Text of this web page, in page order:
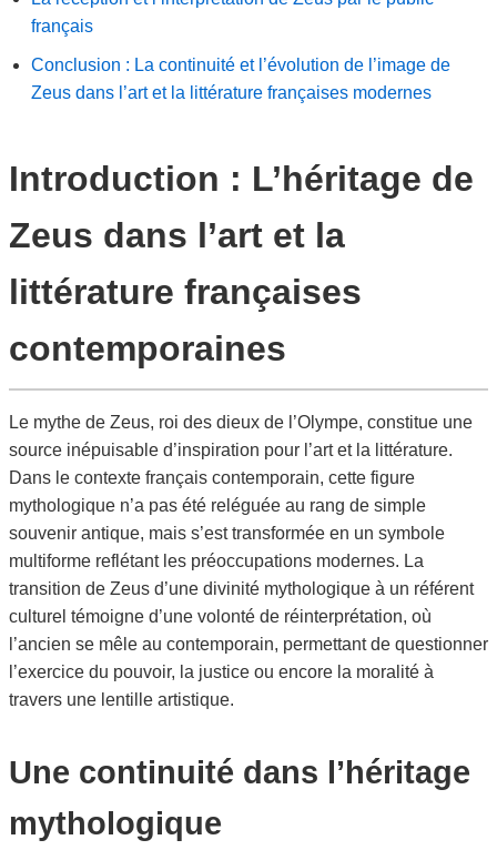
français
Conclusion : La continuité et l’évolution de l’image de
Zeus dans l’art et la littérature françaises modernes
Introduction : L’héritage de
Zeus dans l’art et la
littérature françaises
contemporaines
Le mythe de Zeus, roi des dieux de l’Olympe, constitue une
source inépuisable d’inspiration pour l’art et la littérature.
Dans le contexte français contemporain, cette figure
mythologique n’a pas été reléguée au rang de simple
souvenir antique, mais s’est transformée en un symbole
multiforme reflétant les préoccupations modernes. La
transition de Zeus d’une divinité mythologique à un référent
culturel témoigne d’une volonté de réinterprétation, où
l’ancien se mêle au contemporain, permettant de questionner
l’exercice du pouvoir, la justice ou encore la moralité à
travers une lentille artistique.
Une continuité dans l’héritage
mythologique